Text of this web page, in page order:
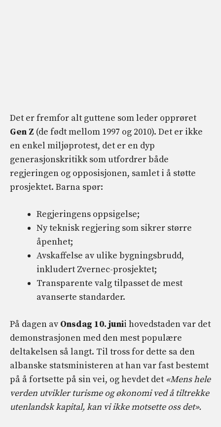
Det er fremfor alt guttene som leder opprøret
Gen Z (de født mellom 1997 og 2010). Det er ikke
en enkel miljøprotest, det er en dyp
generasjonskritikk som utfordrer både
regjeringen og opposisjonen, samlet i å støtte
prosjektet. Barna spør:
Regjeringens oppsigelse;
Ny teknisk regjering som sikrer større
åpenhet;
Avskaffelse av ulike bygningsbrudd,
inkludert Zvernec-prosjektet;
Transparente valg tilpasset de mest
avanserte standarder.
På dagen av Onsdag 10. junii hovedstaden var det
demonstrasjonen med den mest populære
deltakelsen så langt. Til tross for dette sa den
albanske statsministeren at han var fast bestemt
på å fortsette på sin vei, og hevdet det «Mens hele
verden utvikler turisme og økonomi ved å tiltrekke
utenlandsk kapital, kan vi ikke motsette oss det».